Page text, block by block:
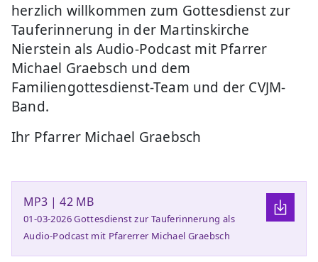
herzlich willkommen zum Gottesdienst zur
Tauferinnerung in der Martinskirche
Nierstein als Audio-Podcast mit Pfarrer
Michael Graebsch und dem
Familiengottesdienst-Team und der CVJM-
Band.
Ihr Pfarrer Michael Graebsch
MP3 | 42 MB
01-03-2026 Gottesdienst zur Tauferinnerung als
Audio-Podcast mit Pfarerrer Michael Graebsch